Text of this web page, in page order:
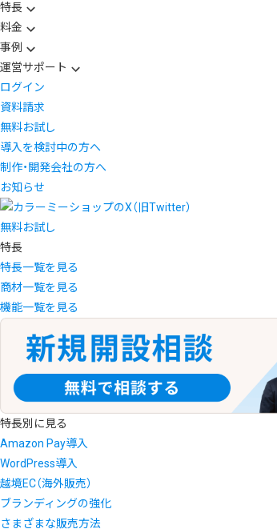
特長
料金
事例
運営サポート
ログイン
資料請求
無料お試し
導入を検討中の方へ
制作・開発会社の方へ
お知らせ
無料お試し
特長
特長一覧を見る
商材一覧を見る
機能一覧を見る
特長別に見る
Amazon Pay導入
WordPress導入
越境EC（海外販売）
ブランディングの強化
さまざまな販売方法